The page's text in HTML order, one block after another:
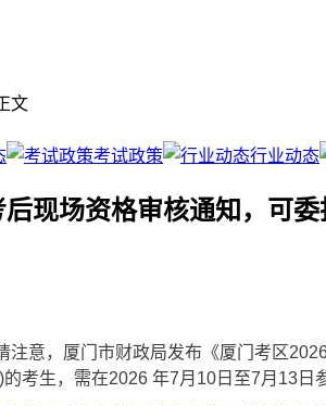
文
考试政策 行业动态
现场资格审核通知，可
注意，厦门市财政局发布《厦门考区
考生，需在2026 年7月10日至7月13日